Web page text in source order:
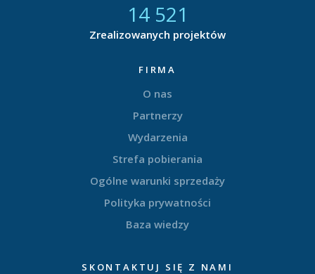
14 877
Zrealizowanych projektów
FIRMA
O nas
Partnerzy
Wydarzenia
Strefa pobierania
Ogólne warunki sprzedaży
Polityka prywatności
Baza wiedzy
SKONTAKTUJ SIĘ Z NAMI